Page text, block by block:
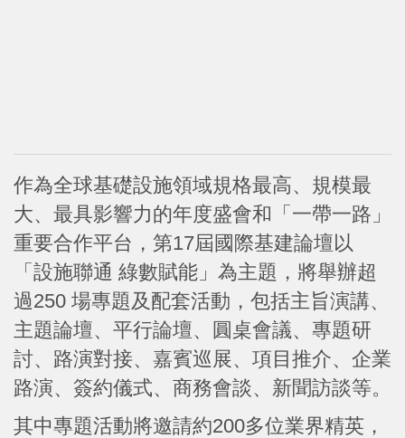
作為全球基礎設施領域規格最高、規模最
大、最具影響力的年度盛會和「一帶一路」
重要合作平台，第17屆國際基建論壇以
「設施聯通 綠數賦能」為主題，將舉辦超
過250 場專題及配套活動，包括主旨演講、
主題論壇、平行論壇、圓桌會議、專題研
討、路演對接、嘉賓巡展、項目推介、企業
路演、簽約儀式、商務會談、新聞訪談等。
其中專題活動將邀請約200多位業界精英，